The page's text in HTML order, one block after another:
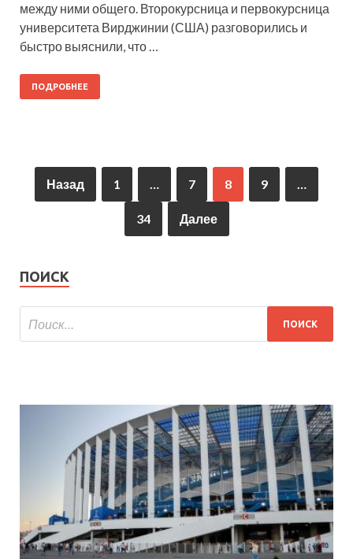
между ними общего. Второкурсница и первокурсница
университета Вирджинии (США) разговорились и
быстро выяснили, что …
ПОДРОБНЕЕ
Назад 1 … 7 8 9 …
34 Далее
ПОИСК